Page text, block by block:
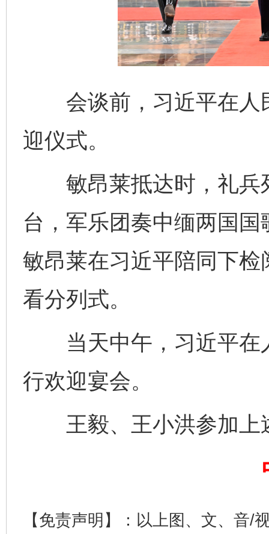
会谈前，习近平在人
迎仪式。
敏昂莱抵达时，礼兵
台，军乐团奏中缅两国
敏昂莱在习近平陪同下
看分列式。
当天中午，习近平在
行欢迎宴会。
王毅、王小洪参加上
【免责声明】：以上图、文、音/
完善运行机制助力责任有效落实 一纸欠
东山县通报“牛蛙产品抗生素超标问题” 法